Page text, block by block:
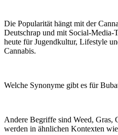
Die Popularität hängt mit der
Deutschrap und mit Social-Media-
heute für Jugendkultur, Lifestyle
Cannabis.
Welche Synonyme gibt es für
Andere Begriffe sind Weed, Gras,
werden in ähnlichen Kontexten